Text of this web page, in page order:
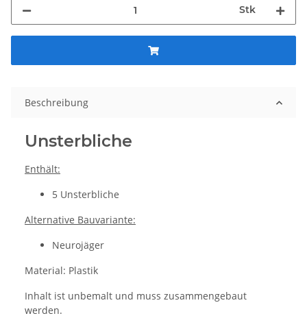
Stk
Beschreibung
Unsterbliche
Enthält:
5 Unsterbliche
Alternative Bauvariante:
Neurojäger
Material: Plastik
Inhalt ist unbemalt und muss zusammengebaut
werden.